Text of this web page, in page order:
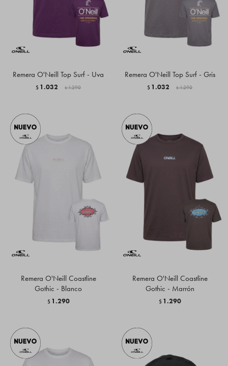
Remera O'Neill Top Surf - Uva
$ 1.032 $ 1.290
Remera O'Neill Top Surf - Gris
$ 1.032 $ 1.290
Remera O'Neill Coastline
Gothic - Blanco
$ 1.290
Remera O'Neill Coastline
Gothic - Marrón
$ 1.290